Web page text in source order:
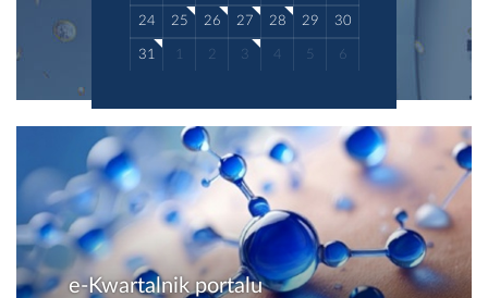
24 25 26 27 28 29 30
31 1 2 3 4 5 6
e-Kwartalnik portalu